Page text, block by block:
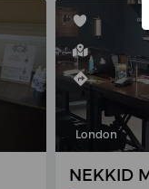
London
NEKKID